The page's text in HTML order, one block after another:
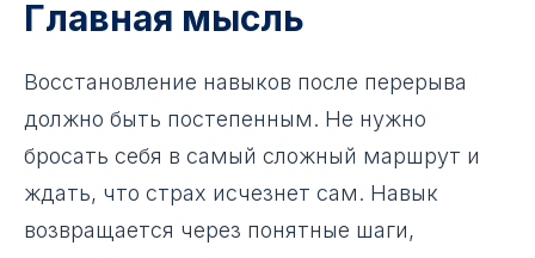
Главная мысль
Восстановление навыков после перерыва
должно быть постепенным. Не нужно
бросать себя в самый сложный маршрут и
ждать, что страх исчезнет сам. Навык
возвращается через понятные шаги,